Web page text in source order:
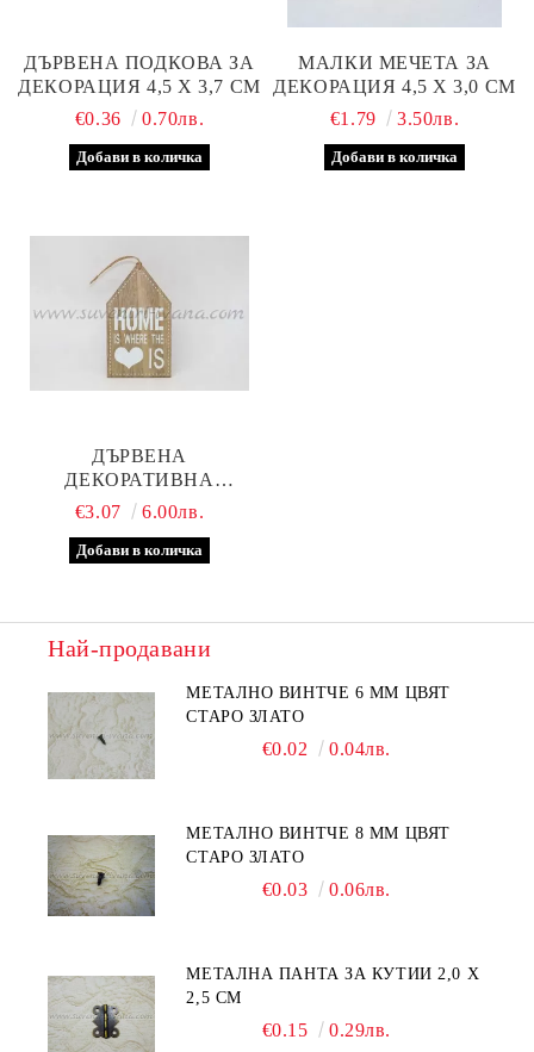
ДЪРВЕНА ПОДКОВА ЗА
ДЕКОРАЦИЯ 4,5 Х 3,7 СМ
€0.36
0.70лв.
МАЛКИ МЕЧЕТА ЗА
ДЕКОРАЦИЯ 4,5 Х 3,0 СМ
€1.79
3.50лв.
ДЪРВЕНА
ДЕКОРАТИВНА
ТАБЕЛКА, МОДЕЛ ПЕТ
€3.07 6.00лв.
Най-продавани
МЕТАЛНО ВИНТЧЕ 6 ММ ЦВЯТ
СТАРО ЗЛАТО
€0.02 0.04лв.
МЕТАЛНО ВИНТЧЕ 8 ММ ЦВЯТ
СТАРО ЗЛАТО
€0.03 0.06лв.
МЕТАЛНА ПАНТА ЗА КУТИИ 2,0 Х
2,5 СМ
€0.15 0.29лв.